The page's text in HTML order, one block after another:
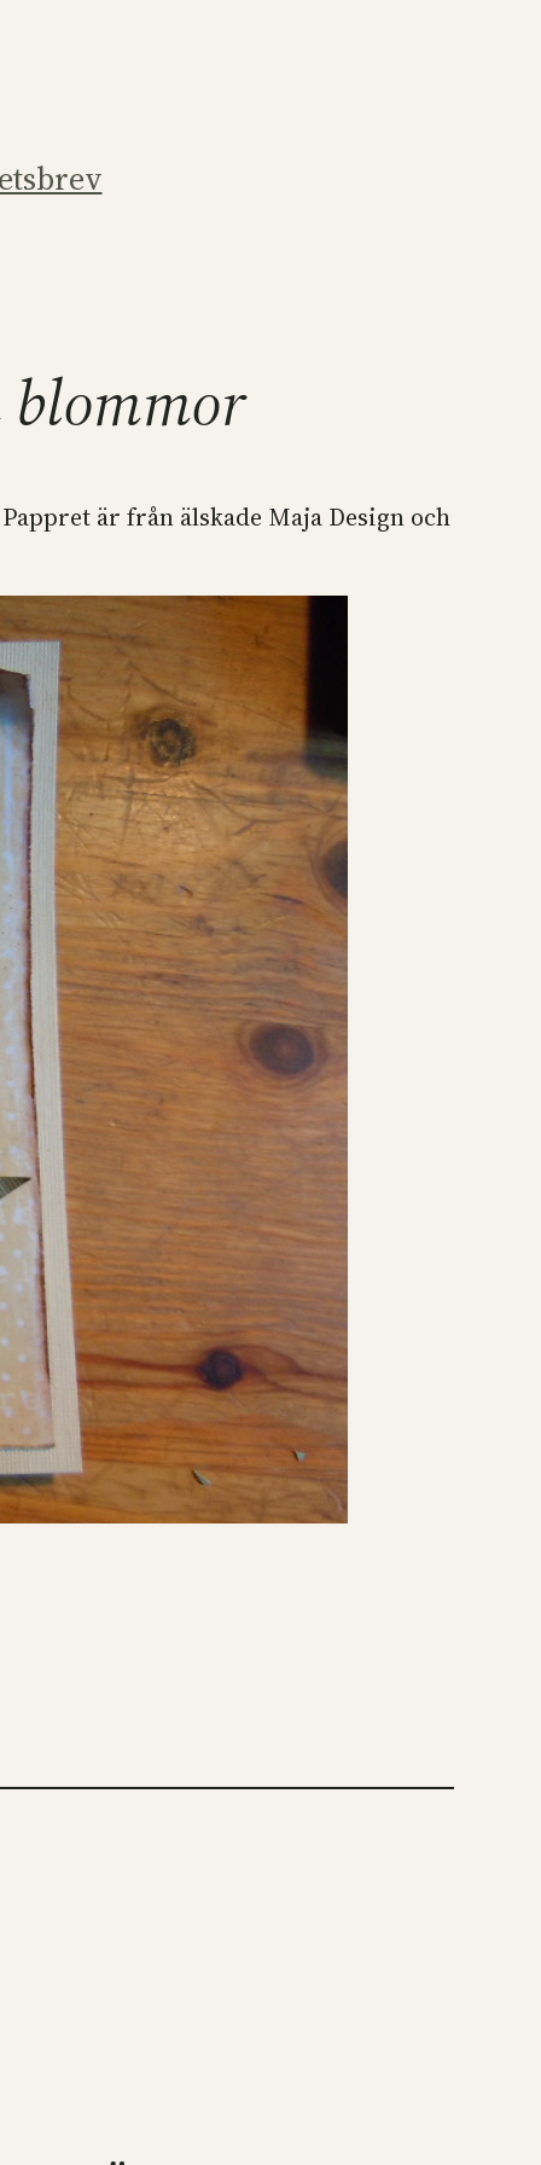
blommor
är från älskade Maja Design och